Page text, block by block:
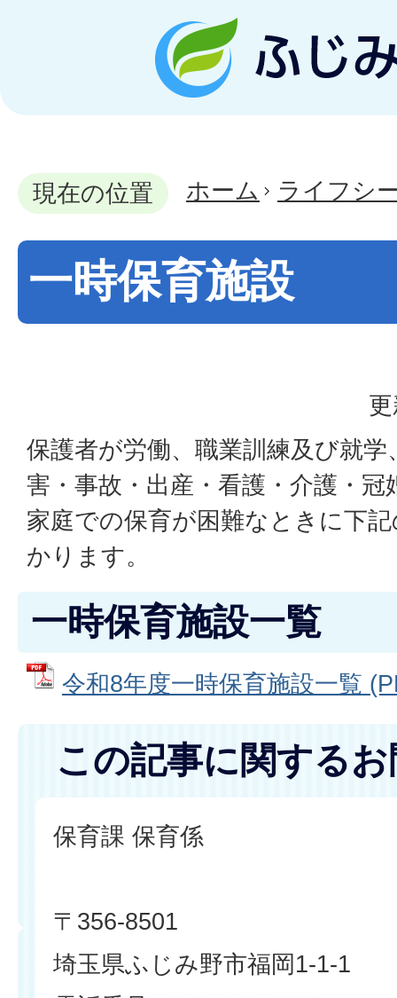
現在の位置 ホーム ライフシ
一時保育施設
保護者が労働、職業訓練及び就
害・事故・出産・看護・介護・
家庭での保育が困難なときに下
かります。
一時保育施設一覧
令和8年度一時保育施設一覧
この記事に関する
保育課 保育係
〒356-8501
埼玉県ふじみ野市福岡1-1-1